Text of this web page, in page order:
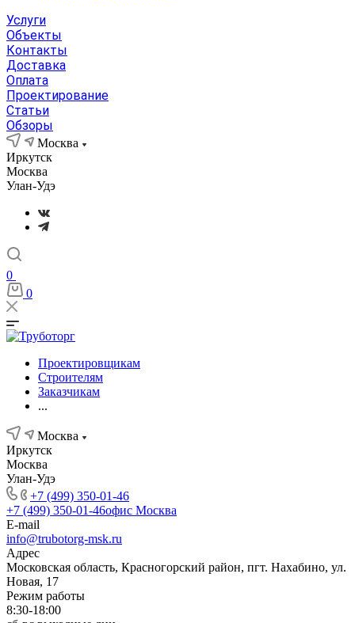
Услуги
Объекты
Контакты
Доставка
Оплата
Проектирование
Статьи
Обзоры
Москва
Иркутск
Москва
Улан-Удэ
0
0
Проектировщикам
Строителям
Заказчикам
...
Москва
Иркутск
Москва
Улан-Удэ
+7 (499) 350-01-46
+7 (499) 350-01-46офис Москва
E-mail
info@trubotorg-msk.ru
Адрес
Московская область, Красногорский район, пгт. Нахабино, ул.
Новая, 17
Режим работы
8:30-18:00